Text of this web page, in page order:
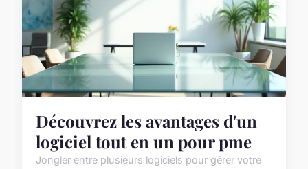
Découvrez les avantages d'un
logiciel tout en un pour pme
Jongler entre plusieurs logiciels pour gérer votre